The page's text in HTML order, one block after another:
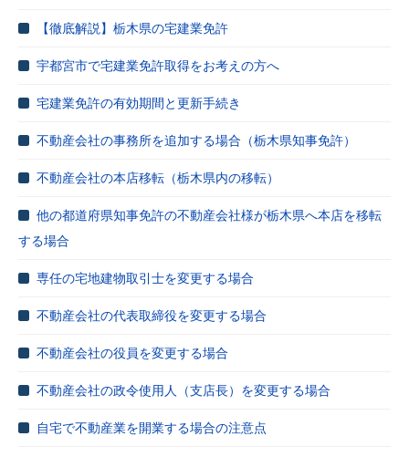
【徹底解説】栃木県の宅建業免許
宇都宮市で宅建業免許取得をお考えの方へ
宅建業免許の有効期間と更新手続き
不動産会社の事務所を追加する場合（栃木県知事免許）
不動産会社の本店移転（栃木県内の移転）
他の都道府県知事免許の不動産会社様が栃木県へ本店を移転
する場合
専任の宅地建物取引士を変更する場合
不動産会社の代表取締役を変更する場合
不動産会社の役員を変更する場合
不動産会社の政令使用人（支店長）を変更する場合
自宅で不動産業を開業する場合の注意点